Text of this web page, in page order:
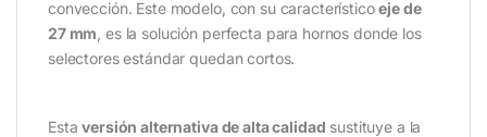
convección. Este modelo, con su característicoeje de
27 mm , es la solución perfecta para hornos donde los
selectores estándar quedan cortos.
Estaversión alternativa de alta calidad sustituye a la